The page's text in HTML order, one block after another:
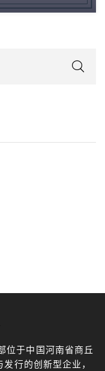
位于中国河南省商丘
行的创新型企业，